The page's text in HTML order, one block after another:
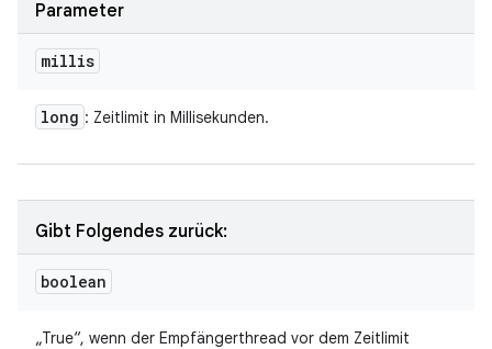
Parameter
millis
long : Zeitlimit in Millisekunden.
Gibt Folgendes zurück:
boolean
„True“, wenn der Empfängerthread vor dem Zeitlimit